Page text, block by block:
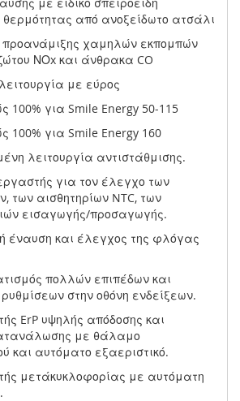
από ανοξείδωτο ατσάλι
χαμηλών εκπομπών
ΝΟx και άνθρακα CO
με εύρος
100% για Smile Energy 50-115
100% για Smile Energy 160
λειτουργία αντιστάθμισης.
για τον έλεγχο των
των αισθητηρίων NTC, των
εισαγωγής/προσαγωγής.
έναυση και έλεγχος της φλόγας
πολλών επιπέδων και
ρυθμίσεων στην οθόνη ενδείξεων.
ErP υψηλής απόδοσης και
με θάλαμο
και αυτόματο εξαεριστικό.
μετάκυκλοφορίας με αυτόματη